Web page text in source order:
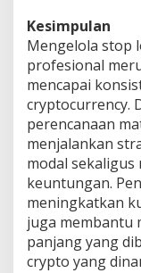
Kesimpulan
Mengelola stop
profesional
mencapai
cryptocurrency.
perencanaan
menjalankan
modal
keuntungan.
meningkatkan
juga membantu
panjang yang
crypto yang